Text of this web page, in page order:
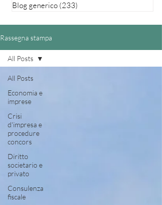
Blog generico (233)
Rassegna stampa
All Posts
Economia e
imprese
Crisi
d'impresa e
procedure
concors
Diritto
societario e
privato
Consulenza
fiscale
All Posts